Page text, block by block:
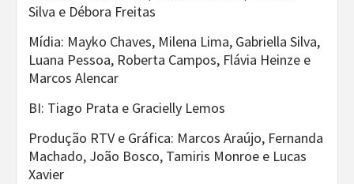
Silva e Débora Freitas
Mídia: Mayko Chaves, Milena Lima, Gabriella Silva,
Luana Pessoa, Roberta Campos, Flávia Heinze e
Marcos Alencar
BI: Tiago Prata e Gracielly Lemos
Produção RTV e Gráfica: Marcos Araújo, Fernanda
Machado, João Bosco, Tamiris Monroe e Lucas
Xavier